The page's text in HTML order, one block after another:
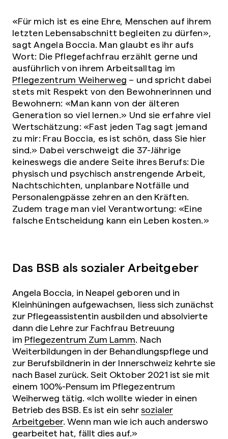
«Für mich ist es eine Ehre, Menschen auf ihrem
letzten Lebensabschnitt begleiten zu dürfen»,
sagt Angela Boccia. Man glaubt es ihr aufs
Wort: Die Pflegefachfrau erzählt gerne und
ausführlich von ihrem Arbeitsalltag im
Pflegezentrum Weiherweg – und spricht dabei
stets mit Respekt von den Bewohnerinnen und
Bewohnern: «Man kann von der älteren
Generation so viel lernen.» Und sie erfahre viel
Wertschätzung: «Fast jeden Tag sagt jemand
zu mir: Frau Boccia, es ist schön, dass Sie hier
sind.» Dabei verschweigt die 37-Jährige
keineswegs die andere Seite ihres Berufs: Die
physisch und psychisch anstrengende Arbeit,
Nachtschichten, unplanbare Notfälle und
Personalengpässe zehren an den Kräften.
Zudem trage man viel Verantwortung: «Eine
falsche Entscheidung kann ein Leben kosten.»
Das BSB als sozialer Arbeitgeber
Angela Boccia, in Neapel geboren und in
Kleinhüningen aufgewachsen, liess sich zunächst
zur Pflegeassistentin ausbilden und absolvierte
dann die Lehre zur Fachfrau Betreuung
im Pflegezentrum Zum Lamm. Nach
Weiterbildungen in der Behandlungspflege und
zur Berufsbildnerin in der Innerschweiz kehrte sie
nach Basel zurück. Seit Oktober 2021 ist sie mit
einem 100%-Pensum im Pflegezentrum
Weiherweg tätig. «Ich wollte wieder in einen
Betrieb des BSB. Es ist ein sehrsozialer
Arbeitgeber. Wenn man wie ich auch anderswo
gearbeitet hat, fällt dies auf.»